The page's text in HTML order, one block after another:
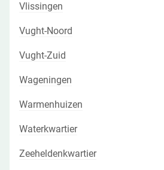
Vlissingen
Vught-Noord
Vught-Zuid
Wageningen
Warmenhuizen
Waterkwartier
Zeeheldenkwartier